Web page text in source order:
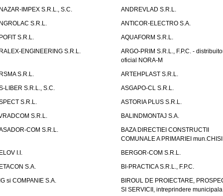
IMPEX S.R.L., S.C.
ANDREVLAD S.R.L.
S.R.L.
ANTICOR-ELECTRO S.A.
S.R.L.
AQUAFORM S.R.L.
ENGINEERING S.R.L.
ARGO-PRIM S.R.L., F.P.C. -
oficial NORA-M
S.R.L.
ARTEHPLAST S.R.L.
LIBER S.R.L., S.C.
ASGAPO-CL S.R.L.
S.R.L.
ASTORIA PLUS S.R.L.
S.R.L.
BALINDMONTAJ S.A.
COM S.R.L.
BAZA DIRECTIEI CONSTRUCTII
COMUNALE A PRIMARIEI
I.I.
BERGOR-COM S.R.L.
S.A.
BI-PRACTICA S.R.L., F.P.C.
si COMPANIE S.A.
BIROUL DE PROIECTARE,
SI SERVICII, intreprindere municipala